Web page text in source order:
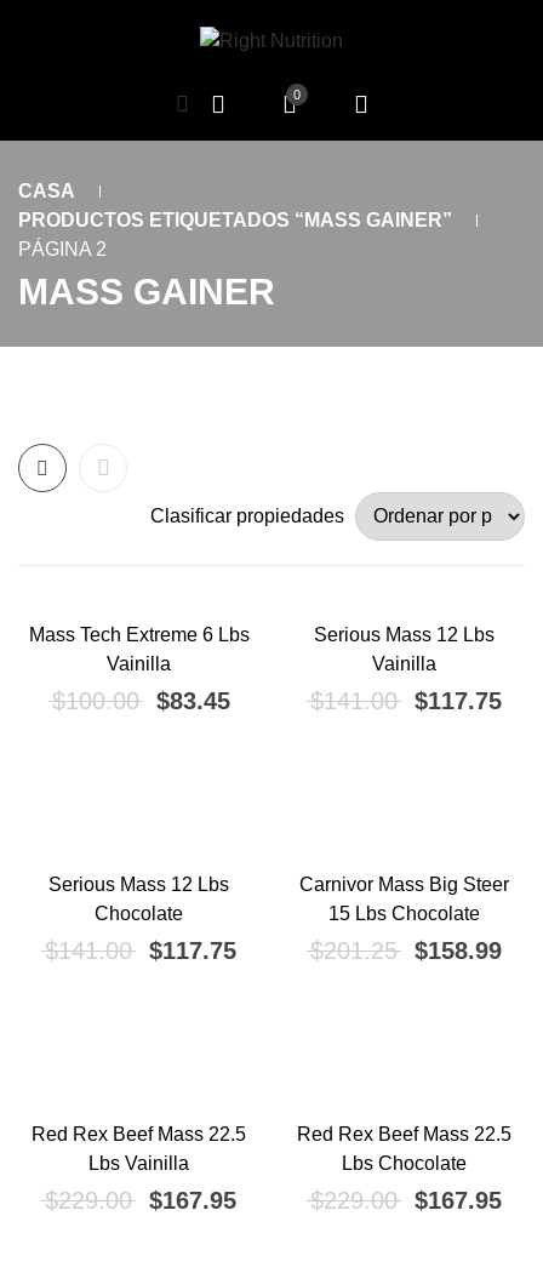
0
CASA
PRODUCTOS ETIQUETADOS “MASS GAINER”
PÁGINA 2
MASS GAINER
Clasificar propiedades
Mass Tech Extreme 6 Lbs
Vainilla
$100.00 El precio original era: $100.00.
$83.45El precio actual es: $83.45.
Serious Mass 12 Lbs
Vainilla
$141.00 El precio
$117.75El
¡OFERTA!
Serious Mass 12 Lbs
Chocolate
$141.00 El precio original era: $141.00.
$117.75El precio actual es: $117.75.
¡OFERTA!
Carnivor Mass Big Steer
15 Lbs Chocolate
$201.25 El precio
$158.99El
¡OFERTA!
Red Rex Beef Mass 22.5
Lbs Vainilla
$229.00 El precio original era: $229.00.
$167.95El precio actual es: $167.95.
¡OFERTA!
Red Rex Beef Mass 22.5
Lbs Chocolate
$229.00 El precio
$167.95El